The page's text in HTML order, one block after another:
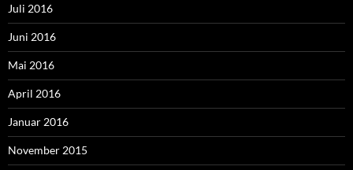
Juli 2016
Juni 2016
Mai 2016
April 2016
Januar 2016
November 2015